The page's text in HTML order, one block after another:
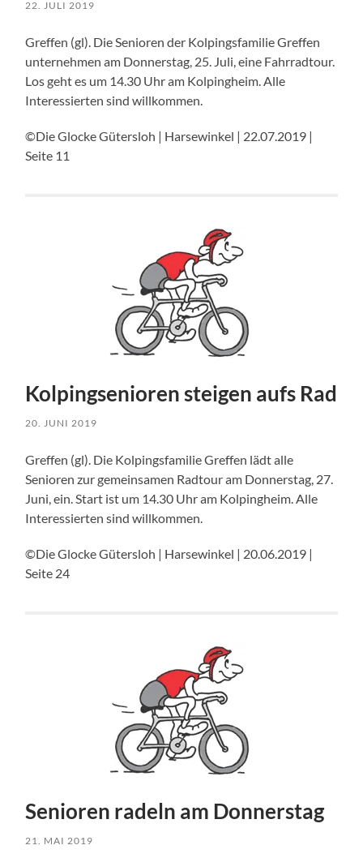
22. JULI 2019
Greffen (gl). Die Senioren der Kolpingsfamilie Greffen
unternehmen am Donnerstag, 25. Juli, eine Fahrradtour.
Los geht es um 14.30 Uhr am Kolpingheim. Alle
Interessierten sind willkommen.
©Die Glocke Gütersloh | Harsewinkel | 22.07.2019 |
Seite 11
Kolpingsenioren steigen aufs Rad
20. JUNI 2019
Greffen (gl). Die Kolpingsfamilie Greffen lädt alle
Senioren zur gemeinsamen Radtour am Donnerstag, 27.
Juni, ein. Start ist um 14.30 Uhr am Kolpingheim. Alle
Interessierten sind willkommen.
©Die Glocke Gütersloh | Harsewinkel | 20.06.2019 |
Seite 24
Senioren radeln am Donnerstag
21. MAI 2019